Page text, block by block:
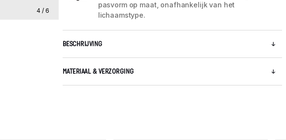
4 / 6
pasvorm op maat, onafhankelijk van het
lichaamstype.
BESCHRIJVING
MATERIAAL & VERZORGING